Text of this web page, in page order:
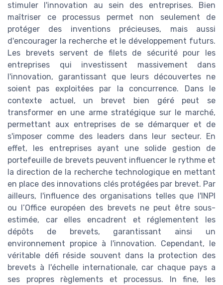
stimuler l'innovation au sein des entreprises. Bien
maîtriser ce processus permet non seulement de
protéger des inventions précieuses, mais aussi
d'encourager la recherche et le développement futurs.
Les brevets servent de filets de sécurité pour les
entreprises qui investissent massivement dans
l'innovation, garantissant que leurs découvertes ne
soient pas exploitées par la concurrence. Dans le
contexte actuel, un brevet bien géré peut se
transformer en une arme stratégique sur le marché,
permettant aux entreprises de se démarquer et de
s'imposer comme des leaders dans leur secteur. En
effet, les entreprises ayant une solide gestion de
portefeuille de brevets peuvent influencer le rythme et
la direction de la recherche technologique en mettant
en place des innovations clés protégées par brevet. Par
ailleurs, l'influence des organisations telles que l'INPI
ou l’Office européen des brevets ne peut être sous-
estimée, car elles encadrent et réglementent les
dépôts de brevets, garantissant ainsi un
environnement propice à l'innovation. Cependant, le
véritable défi réside souvent dans la protection des
brevets à l'échelle internationale, car chaque pays a
ses propres règlements et processus. In fine, les